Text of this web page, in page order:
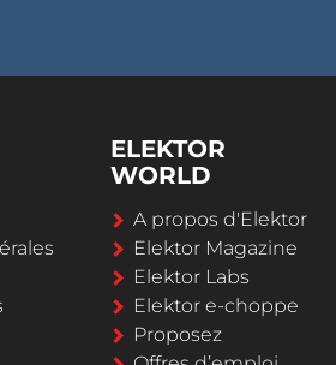
ELEKTOR
WORLD
A propos d'Elektor
Elektor Magazine
Elektor Labs
Elektor e-choppe
Proposez